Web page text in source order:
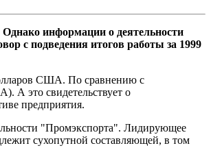
информации о деятельности
с подведения итогов работы за 1999
США. По сравнению с
А это свидетельствует о
предприятия.
"Промэкспорта". Лидирующее
сухопутной составляющей, в том